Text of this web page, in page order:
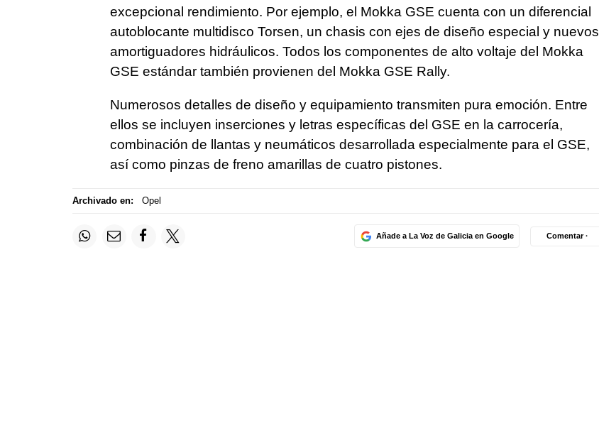
excepcional rendimiento. Por ejemplo, el Mokka GSE cuenta con un diferencial
autoblocante multidisco Torsen, un chasis con ejes de diseño especial y nuevos
amortiguadores hidráulicos. Todos los componentes de alto voltaje del Mokka
GSE estándar también provienen del Mokka GSE Rally.
Numerosos detalles de diseño y equipamiento transmiten pura emoción. Entre
ellos se incluyen inserciones y letras específicas del GSE en la carrocería,
combinación de llantas y neumáticos desarrollada especialmente para el GSE,
así como pinzas de freno amarillas de cuatro pistones.
Archivado en: Opel
Añade a La Voz de Galicia en Google Comentar ·